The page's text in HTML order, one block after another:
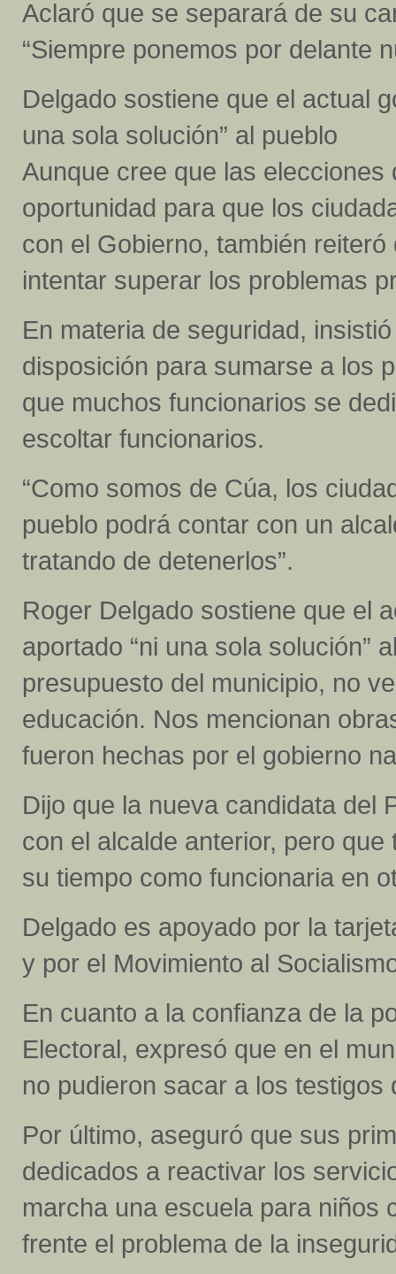
Aclaró que se separará de su
“Siempre ponemos por delante
Delgado sostiene que el actual
una sola solución” al pueblo
Aunque cree que las
oportunidad para que los
con el Gobierno, también
intentar superar los problemas
En materia de seguridad,
disposición para sumarse a los
que muchos funcionarios se
escoltar funcionarios.
“Como somos de Cúa, los
pueblo podrá contar con un
tratando de detenerlos”.
Roger Delgado sostiene que el
aportado “ni una sola solución”
presupuesto del municipio, no
educación. Nos mencionan
fueron hechas por el gobierno
Dijo que la nueva candidata del
con el alcalde anterior, pero
su tiempo como funcionaria en
Delgado es apoyado por la
y por el Movimiento al
En cuanto a la confianza de la
Electoral, expresó que en el
no pudieron sacar a los testigos
Por último, aseguró que sus
dedicados a reactivar los
marcha una escuela para niños
frente el problema de la